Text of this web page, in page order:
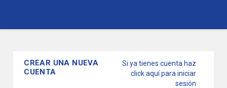
principalCREAR UNA NUEVA
CUENTA
Si ya tienes cuenta haz
click aquí para iniciar
sesión